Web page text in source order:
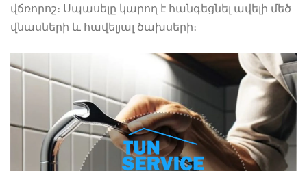
վճռորոշ։ Սպասելը կարող է հանգեցնել ավելի մեծ
վնասների և հավելյալ ծախսերի։